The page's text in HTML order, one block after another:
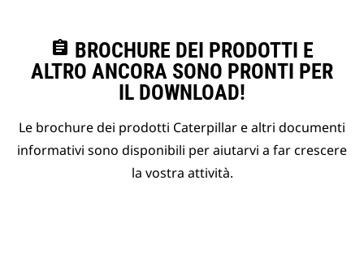
assignment BROCHURE DEI PRODOTTI E
ALTRO ANCORA SONO PRONTI PER
IL DOWNLOAD!
Le brochure dei prodotti Caterpillar e altri documenti
informativi sono disponibili per aiutarvi a far crescere
la vostra attività.